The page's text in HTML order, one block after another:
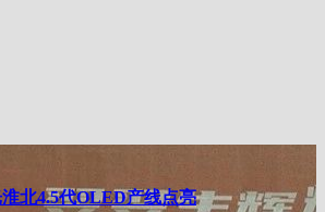
北4.5代OLED产线点亮